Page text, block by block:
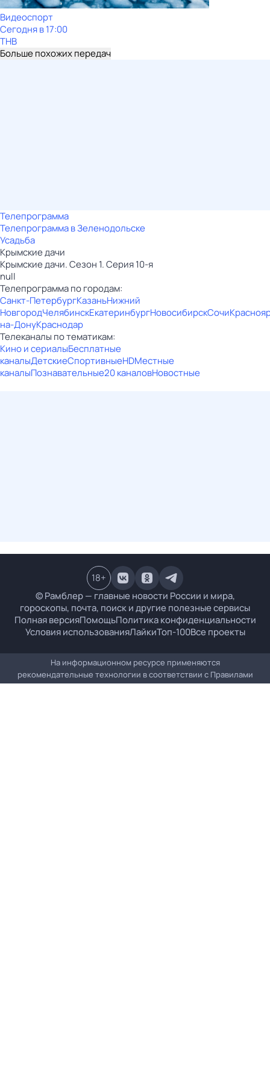
Видеоспорт
Сегодня в 17:00
ТНВ
Больше похожих передач
Телепрограмма
Телепрограмма в Зеленодольске
Усадьба
Крымские дачи
Крымские дачи. Сезон 1. Серия 10-я
null
Телепрограмма по городам:
Санкт-ПетербургКазаньНижний
НовгородЧелябинскЕкатеринбургНовосибирскСочи
на-ДонуКраснодар
Телеканалы по тематикам:
Кино и сериалыБесплатные
каналыДетскиеСпортивныеHDМестные
каналыПознавательные20 каналовНовостные
© Рамблер — главные новости России и мира,
гороскопы, почта, поиск и другие полезные сервисы
Полная версияПомощьПолитика конфиденциальности
Условия использованияЛайкиТоп-100Все проекты
18+
На информационном ресурсе применяются
рекомендательные технологии в соответствии с Правилами